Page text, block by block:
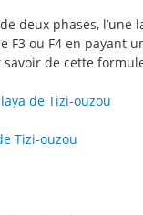
deux phases,
F3 ou F4 en
de cette
de Tizi-ouzou
Tizi-ouzou